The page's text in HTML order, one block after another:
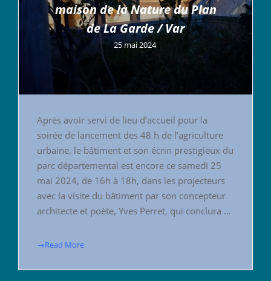
maison de la Nature du Plan
de La Garde / Var
25 mai 2024
Après avoir servi de lieu d’accueil pour la
soirée de lancement des 48 h de l’agriculture
urbaine, le bâtiment et son écrin prestigieux du
parc départemental est encore ce samedi 25
mai 2024, de 16h à 18h, dans les projecteurs
avec la visite du bâtiment par son concepteur
architecte et poète, Yves Perret, qui conclura …
→Read More